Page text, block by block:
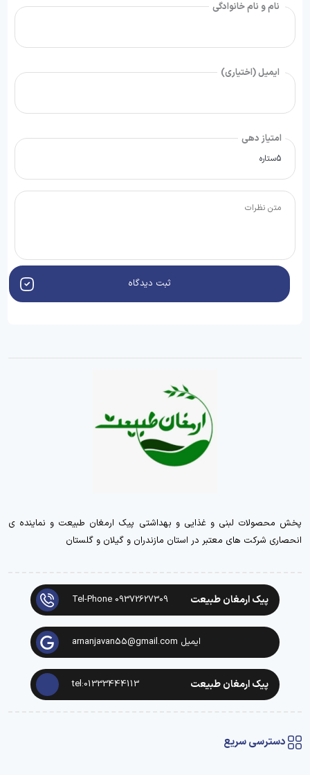
نام و نام خانوادگی
ایمیل (اختیاری)
امتیاز دهی
ثبت دیدگاه
پخش محصولات لبنی و غذایی و بهداشتی پیک ارمغان طبیعت و نماینده ی
انحصاری شرکت های معتبر در استان مازندران و گیلان و گلستان
پیک ارمغان طبیعت Tel-Phone 09372627309
ایمیل arnanjavan55@gmail.com
پیک ارمغان طبیعت tel:01333444113
دسترسی سریع